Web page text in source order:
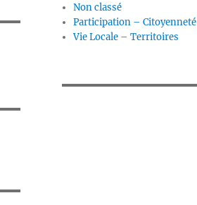
Non classé
Participation – Citoyenneté
Vie Locale – Territoires